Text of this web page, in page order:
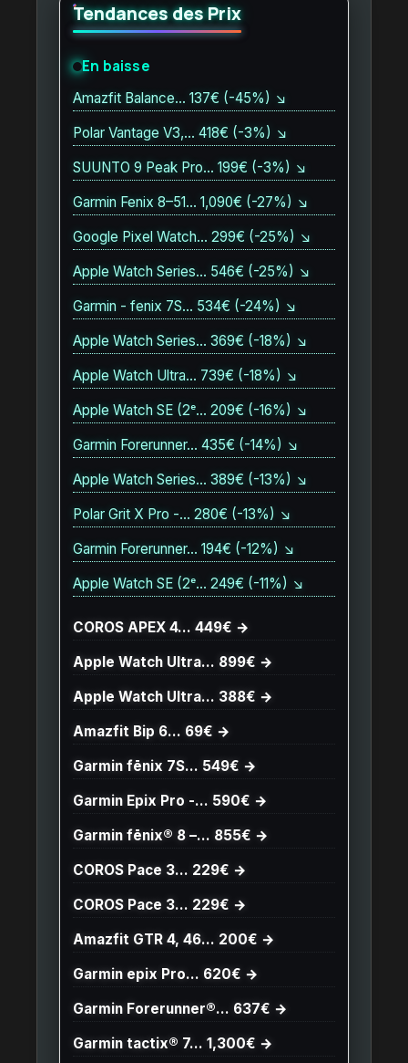
Tendances des Prix
En baisse
Amazfit Balance… 137€ (-45%) ↘
Polar Vantage V3,… 418€ (-3%) ↘
SUUNTO 9 Peak Pro… 199€ (-3%) ↘
Garmin Fenix 8–51… 1,090€ (-27%) ↘
Google Pixel Watch… 299€ (-25%) ↘
Apple Watch Series… 546€ (-25%) ↘
Garmin - fenix 7S… 534€ (-24%) ↘
Apple Watch Series… 369€ (-18%) ↘
Apple Watch Ultra… 739€ (-18%) ↘
Apple Watch SE (2ᵉ… 209€ (-16%) ↘
Garmin Forerunner… 435€ (-14%) ↘
Apple Watch Series… 389€ (-13%) ↘
Polar Grit X Pro -… 280€ (-13%) ↘
Garmin Forerunner… 194€ (-12%) ↘
Apple Watch SE (2ᵉ… 249€ (-11%) ↘
COROS APEX 4… 449€ →
Apple Watch Ultra… 899€ →
Apple Watch Ultra… 388€ →
Amazfit Bip 6… 69€ →
Garmin fēnix 7S… 549€ →
Garmin Epix Pro -… 590€ →
Garmin fēnix® 8 –… 855€ →
COROS Pace 3… 229€ →
COROS Pace 3… 229€ →
Amazfit GTR 4, 46… 200€ →
Garmin epix Pro… 620€ →
Garmin Forerunner®… 637€ →
Garmin tactix® 7… 1,300€ →